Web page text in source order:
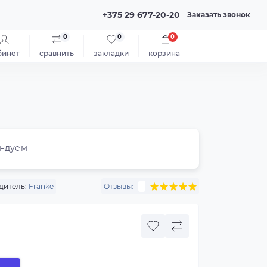
+375 29 677-20-20 Заказать звонок
сравнить
0
закладки
0
корзина
0
Franke Отзывы: 1